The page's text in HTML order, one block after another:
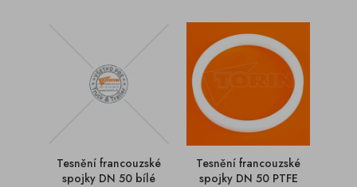
Tesnění francouzské
spojky DN 50 bílé
Tesnění francouzské
spojky DN 50 PTFE